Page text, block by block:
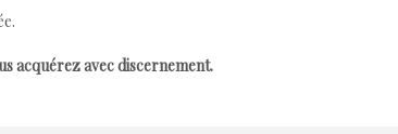
acquérez avec discernement.